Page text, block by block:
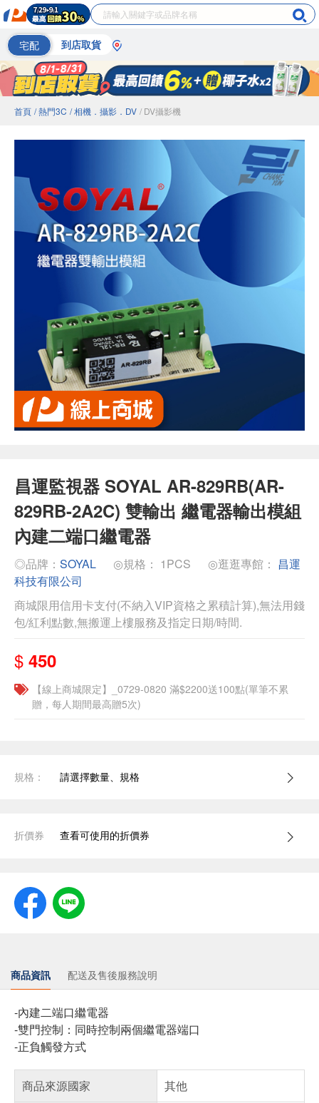
宅配 到店取貨
首頁 / 熱門3C / 相機．攝影．DV / DV攝影機
昌運監視器 SOYAL AR-829RB(AR-
829RB-2A2C) 雙輸出 繼電器輸出模組
內建二端口繼電器
◎品牌： SOYAL ◎規格： 1PCS ◎逛逛專館： 昌運
科技有限公司
商城限用信用卡支付(不納入VIP資格之累積計算),無法用錢
包/紅利點數,無搬運上樓服務及指定日期/時間.
$ 450
【線上商城限定】_0729-0820 滿$2200送100點(單筆不累
贈，每人期間最高贈5次)
規格： 請選擇數量、規格
折價券 查看可使用的折價券
商品資訊 配送及售後服務說明
-內建二端口繼電器
-雙門控制：同時控制兩個繼電器端口
-正負觸發方式
商品來源國家
其他